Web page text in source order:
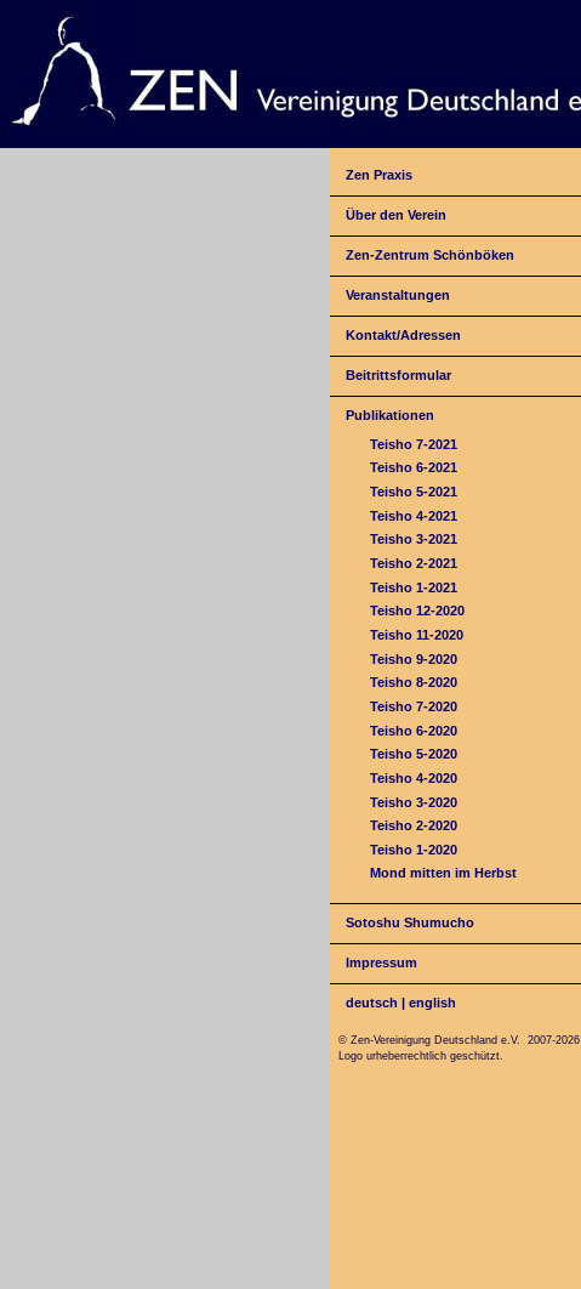
Zen Praxis
Über den Verein
Zen-Zentrum Schönböken
Veranstaltungen
Kontakt/Adressen
Beitrittsformular
Publikationen
Teisho 7-2021
Teisho 6-2021
Teisho 5-2021
Teisho 4-2021
Teisho 3-2021
Teisho 2-2021
Teisho 1-2021
Teisho 12-2020
Teisho 11-2020
Teisho 9-2020
Teisho 8-2020
Teisho 7-2020
Teisho 6-2020
Teisho 5-2020
Teisho 4-2020
Teisho 3-2020
Teisho 2-2020
Teisho 1-2020
Mond mitten im Herbst
Sotoshu Shumucho
Impressum
deutsch |english
© Zen-Vereinigung Deutschland e.V. 2007-2026
Logo urheberrechtlich geschützt.